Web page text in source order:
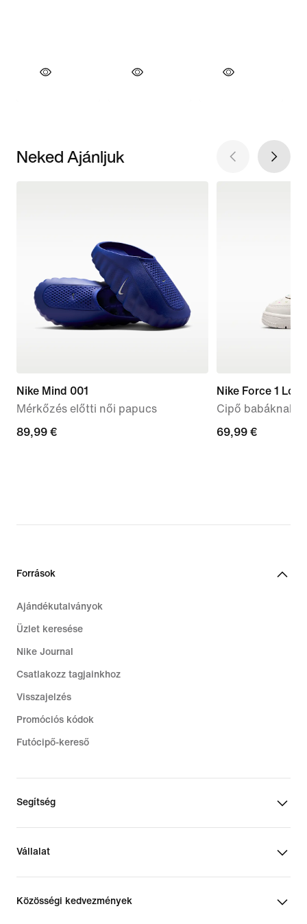
Neked Ajánljuk
Nike Mind 001
Mérkőzés előtti női papucs
89,99
89,99 €
Nike Force 1 Low
Cipő babáknak
69,99
69,99 €
Források
Ajándékutalványok
Üzlet keresése
Nike Journal
Csatlakozz tagjainkhoz
Visszajelzés
Promóciós kódok
Futócipő-kereső
Segítség
Vállalat
Közösségi kedvezmények